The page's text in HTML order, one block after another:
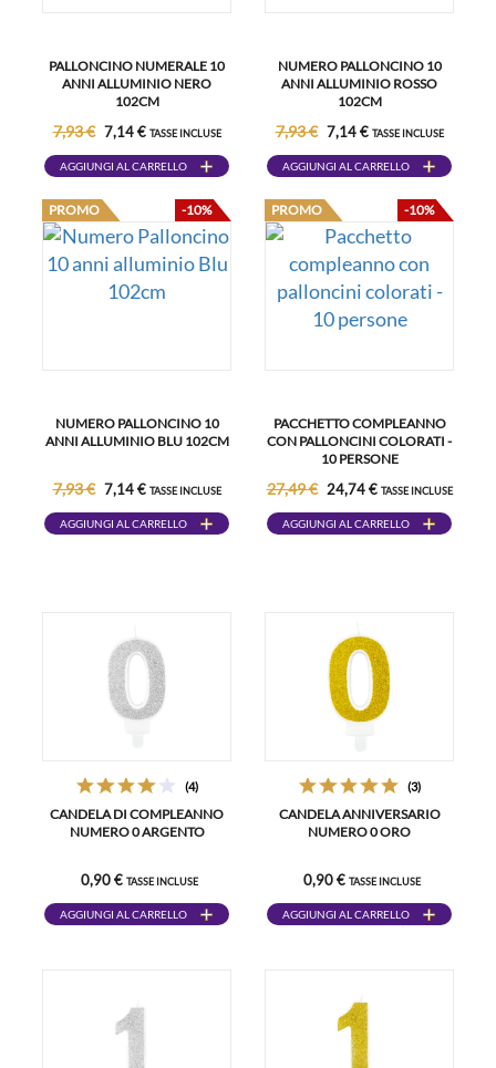
PALLONCINO NUMERALE 10
ANNI ALLUMINIO NERO
102CM
7,93 € 7,14 € TASSE INCLUSE
AGGIUNGI AL CARRELLO
NUMERO PALLONCINO 10
ANNI ALLUMINIO ROSSO
102CM
7,93 € 7,14 € TASSE INCLUSE
AGGIUNGI AL CARRELLO
PROMO -10%
NUMERO PALLONCINO 10
ANNI ALLUMINIO BLU 102CM
7,93 € 7,14 € TASSE INCLUSE
AGGIUNGI AL CARRELLO
PROMO -10%
PACCHETTO COMPLEANNO
CON PALLONCINI COLORATI -
10 PERSONE
27,49 € 24,74 € TASSE INCLUSE
AGGIUNGI AL CARRELLO
(4)
CANDELA DI COMPLEANNO
NUMERO 0 ARGENTO
0,90 € TASSE INCLUSE
AGGIUNGI AL CARRELLO
(3)
CANDELA ANNIVERSARIO
NUMERO 0 ORO
0,90 € TASSE INCLUSE
AGGIUNGI AL CARRELLO